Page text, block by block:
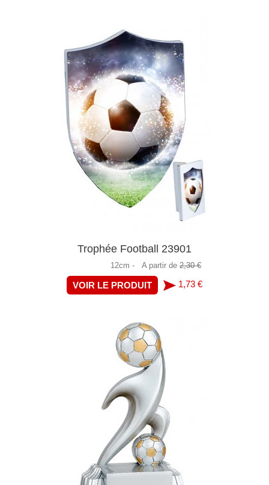
Trophée Football 23901
12cm - A partir de 2,30 €
VOIR LE PRODUIT 1,73 €